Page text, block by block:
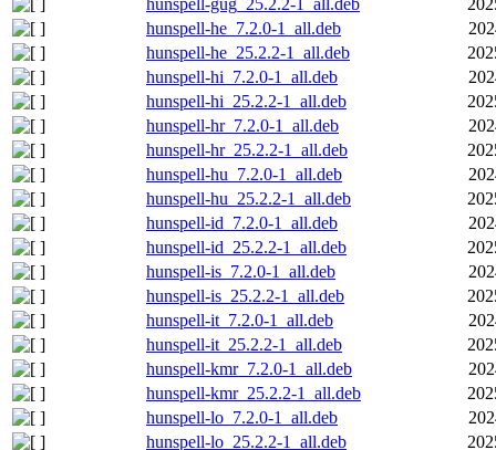
hunspell-he_7.2.0-1_all.deb
hunspell-he_25.2.2-1_all.deb
hunspell-hi_7.2.0-1_all.deb
hunspell-hi_25.2.2-1_all.deb
hunspell-hr_7.2.0-1_all.deb
hunspell-hr_25.2.2-1_all.deb
hunspell-hu_7.2.0-1_all.deb
hunspell-hu_25.2.2-1_all.deb
hunspell-id_7.2.0-1_all.deb
hunspell-id_25.2.2-1_all.deb
hunspell-is_7.2.0-1_all.deb
hunspell-is_25.2.2-1_all.deb
hunspell-it_7.2.0-1_all.deb
hunspell-it_25.2.2-1_all.deb
hunspell-kmr_7.2.0-1_all.deb
hunspell-kmr_25.2.2-1_all.deb
hunspell-lo_7.2.0-1_all.deb
hunspell-lo_25.2.2-1_all.deb